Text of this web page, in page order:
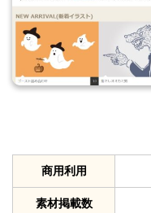
商用利用
素材掲載数